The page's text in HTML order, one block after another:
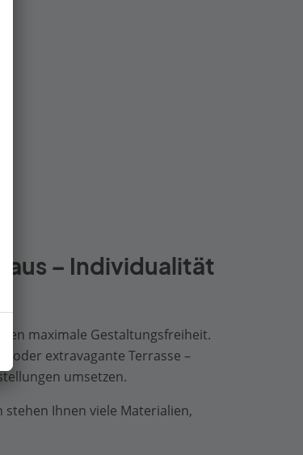
– Individualität
maximale Gestaltungsfreiheit.
oder extravagante Terrasse –
umsetzen.
Ihnen viele Materialien,